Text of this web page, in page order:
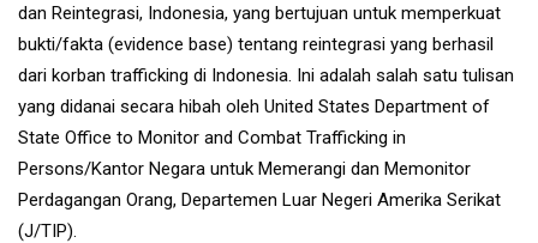
dan Reintegrasi, Indonesia, yang bertujuan untuk memperkuat
bukti/fakta (evidence base) tentang reintegrasi yang berhasil
dari korban trafficking di Indonesia. Ini adalah salah satu tulisan
yang didanai secara hibah oleh United States Department of
State Office to Monitor and Combat Trafficking in
Persons/Kantor Negara untuk Memerangi dan Memonitor
Perdagangan Orang, Departemen Luar Negeri Amerika Serikat
(J/TIP).